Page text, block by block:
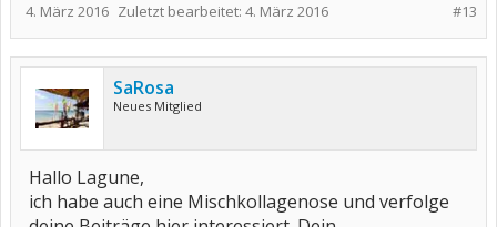
#13
4. März 2016 Zuletzt bearbeitet: 4. März 2016
SaRosa
Neues Mitglied
Hallo Lagune,
ich habe auch eine Mischkollagenose und verfolge